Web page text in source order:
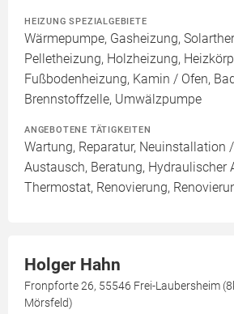
HEIZUNG SPEZIALGEBIETE
Wärmepumpe, Gasheizung,
Pelletheizung, Holzheizung,
Fußbodenheizung, Kamin / Ofen,
Brennstoffzelle, Umwälzpumpe
ANGEBOTENE TÄTIGKEITEN
Wartung, Reparatur, Neuinstallation
Austausch, Beratung, Hydraulischer
Thermostat, Renovierung,
Holger Hahn
Fronpforte 26, 55546 Frei-Laubersheim
Mörsfeld)